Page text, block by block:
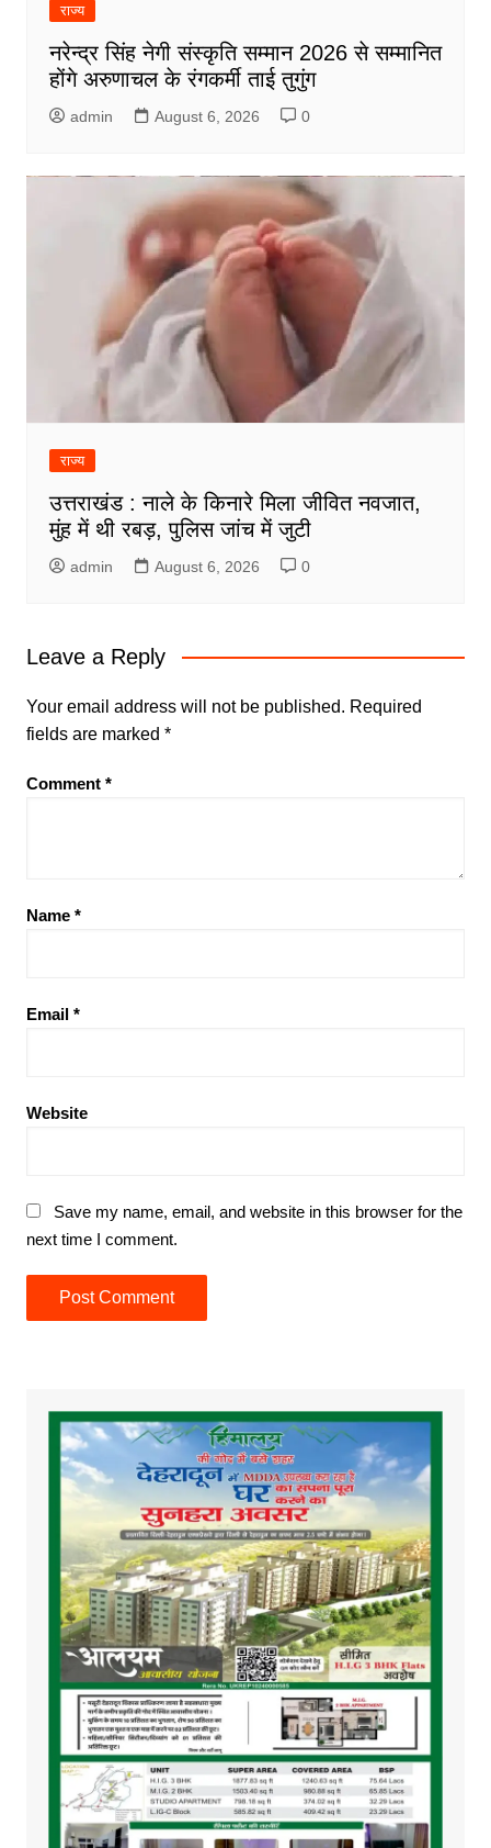
राज्य
नरेन्द्र सिंह नेगी संस्कृति सम्मान 2026 से सम्मानित
होंगे अरुणाचल के रंगकर्मी ताई तुगुंग
admin August 6, 2026 0
राज्य
उत्तराखंड : नाले के किनारे मिला जीवित नवजात,
मुंह में थी रबड़, पुलिस जांच में जुटी
admin August 6, 2026 0
Leave a Reply
Your email address will not be published. Required
fields are marked *
Comment *
Name *
Email *
Website
Save my name, email, and website in this browser for the
next time I comment.